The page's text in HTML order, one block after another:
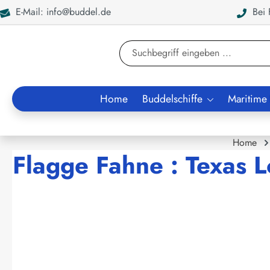
Zur Suche springen
E-Mail: info@buddel.de Bei
Home Buddelschiffe
Home
Flagge Fahne : Texas